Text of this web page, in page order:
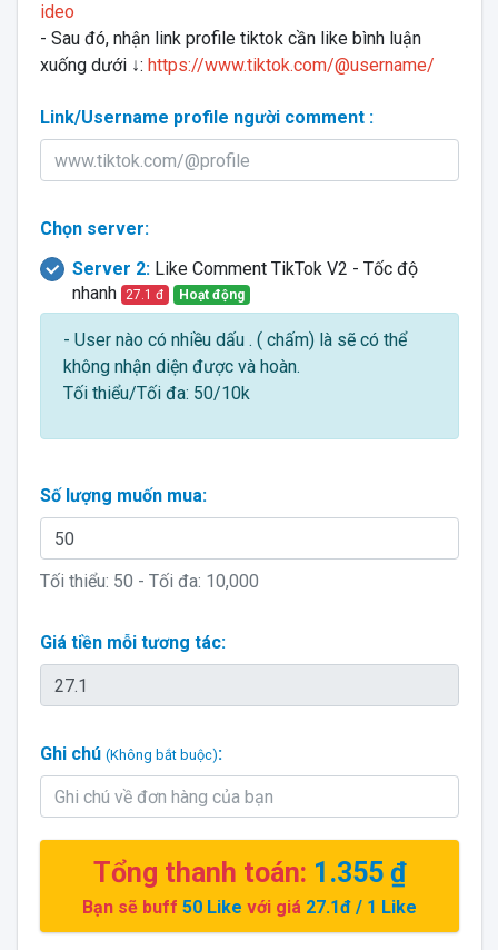
ideo
- Sau đó, nhận link profile tiktok cần like bình luận
xuống dưới ↓: https://www.tiktok.com/@username/
Link/Username profile người comment :
Chọn server:
Server 2:Like Comment TikTok V2 - Tốc độ
nhanh
27.1 đ Hoạt động
- User nào có nhiều dấu . ( chấm) là sẽ có thể
không nhận diện được và hoàn.
Tối thiểu/Tối đa: 50/10k
Số lượng muốn mua:
Tối thiểu: 50 - Tối đa: 10,000
Giá tiền mỗi tương tác:
Ghi chú (Không bắt buộc):
Tổng thanh toán: 1.355 ₫
Bạn sẽ buff 50Like với giá 27.1đ/ 1 Like